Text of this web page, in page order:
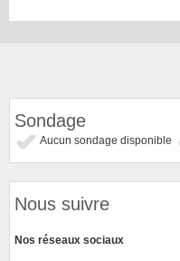
Sondage
Aucun sondage disponible
Nous suivre
Nos réseaux sociaux